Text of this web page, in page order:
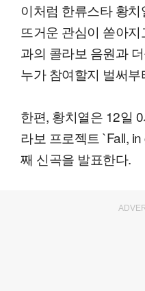
이처럼 한류스타 황
뜨거운 관심이 쏟아
과의 콜라보 음원과
누가 참여할지 벌써
한편, 황치열은 12일
라보 프로젝트 `Fall,
째 신곡을 발표한다.